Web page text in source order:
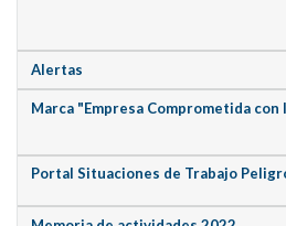
Alertas
Marca "Empresa Comprometida con
Portal Situaciones de Trabajo